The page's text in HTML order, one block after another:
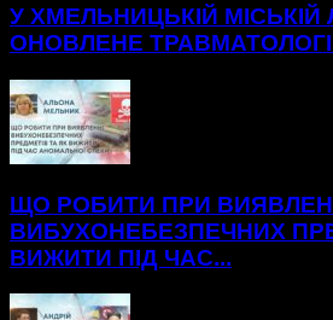
У ХМЕЛЬНИЦЬКІЙ МІСЬКІЙ
ОНОВЛЕНЕ
ЩО РОБИТИ ПРИ
ВИБУХОНЕБЕЗПЕЧНИХ
ВИЖИТИ ПІД ЧАС...